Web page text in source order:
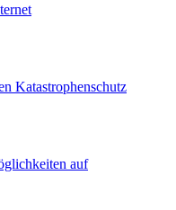
Katastrophenschutz
auf